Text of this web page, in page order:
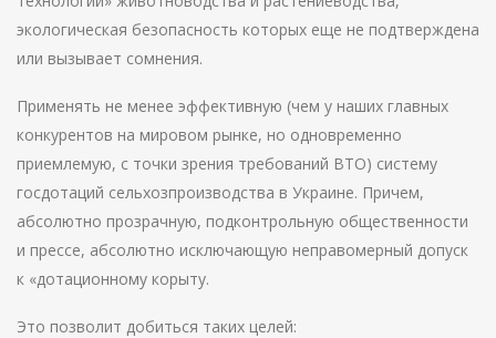
экологическая безопасность которых еще не подтверждена
или вызывает сомнения.
Применять не менее эффективную (чем у наших главных
конкурентов на мировом рынке, но одновременно
приемлемую, с точки зрения требований ВТО) систему
госдотаций сельхозпроизводства в Украине. Причем,
абсолютно прозрачную, подконтрольную общественности
и прессе, абсолютно исключающую неправомерный допуск
к «дотационному корыту.
Это позволит добиться таких целей: